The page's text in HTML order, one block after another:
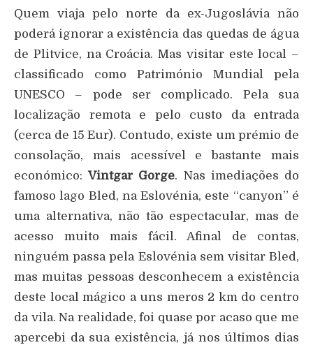
Quem viaja pelo norte da ex-Jugoslávia não
poderá ignorar a existência das quedas de água
de Plitvice, na Croácia. Mas visitar este local –
classificado como Património Mundial pela
UNESCO – pode ser complicado. Pela sua
localização remota e pelo custo da entrada
(cerca de 15 Eur). Contudo, existe um prémio de
consolação, mais acessível e bastante mais
económico:Vintgar Gorge. Nas imediações do
famoso lago Bled, na Eslovénia, este “canyon” é
uma alternativa, não tão espectacular, mas de
acesso muito mais fácil. Afinal de contas,
ninguém passa pela Eslovénia sem visitar Bled,
mas muitas pessoas desconhecem a existência
deste local mágico a uns meros 2 km do centro
da vila. Na realidade, foi quase por acaso que me
apercebi da sua existência, já nos últimos dias